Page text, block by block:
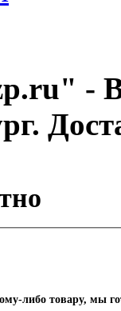
-
либо товару, мы